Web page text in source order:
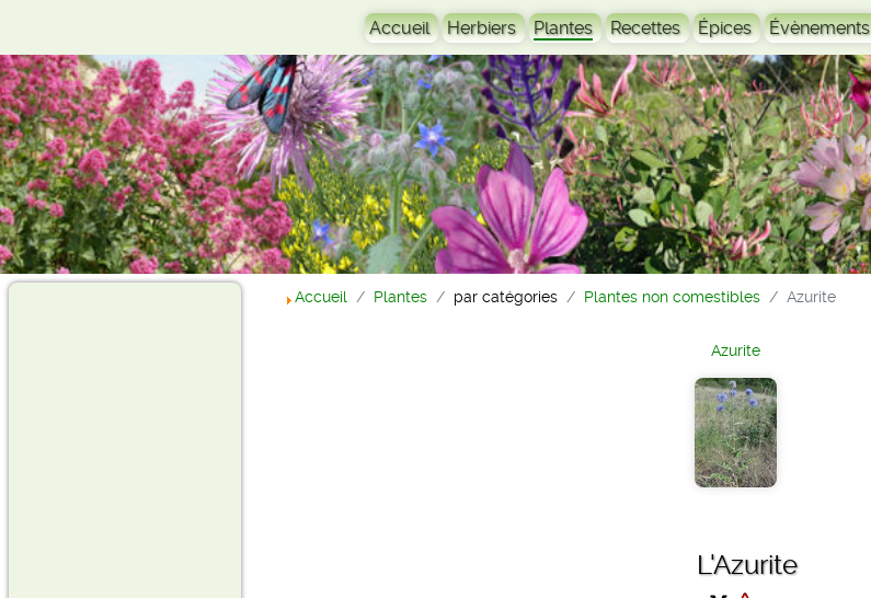
Accueil Herbiers Plantes Recettes Épices Évènements
Accueil Plantes par catégories Plantes non comestibles Azurite
Azurite
L'Azurite